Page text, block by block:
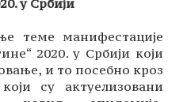
у Србији
теме манифестације
2020. у Србији који
и то посебно кроз
су актуелизовани